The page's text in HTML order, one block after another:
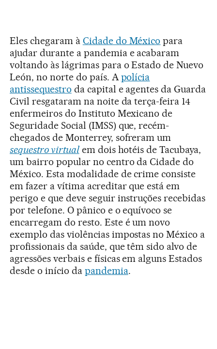
Eles chegaram à Cidade do México para
ajudar durante a pandemia e acabaram
voltando às lágrimas para o Estado de Nuevo
León, no norte do país. Apolícia
antissequestro da capital e agentes da Guarda
Civil resgataram na noite da terça-feira 14
enfermeiros do Instituto Mexicano de
Seguridade Social (IMSS) que, recém-
chegados de Monterrey, sofreram um
sequestro virtualem dois hotéis de Tacubaya,
um bairro popular no centro da Cidade do
México. Esta modalidade de crime consiste
em fazer a vítima acreditar que está em
perigo e que deve seguir instruções recebidas
por telefone. O pânico e o equívoco se
encarregam do resto. Este é um novo
exemplo das violências impostas no México a
profissionais da saúde, que têm sido alvo de
agressões verbais e físicas em alguns Estados
desde o início da pandemia.